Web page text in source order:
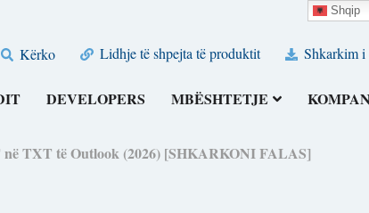
Kërko Lidhje të shpejta të produktit Shkarkim i
DEVELOPERS MBËSHTETJE
në TXT të Outlook (2026) [SHKARKONI FALAS]
Shqip